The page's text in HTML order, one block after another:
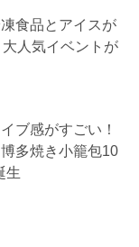
食品とアイスが
人気イベントが
ブ感がすごい！
多焼き小籠包10
生